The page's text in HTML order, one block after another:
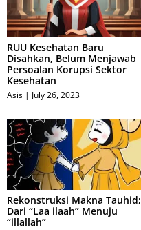
RUU Kesehatan Baru
Disahkan, Belum Menjawab
Persoalan Korupsi Sektor
Kesehatan
Asis July 26, 2023
Rekonstruksi Makna Tauhid;
Dari “Laa ilaah” Menuju
“illallah”